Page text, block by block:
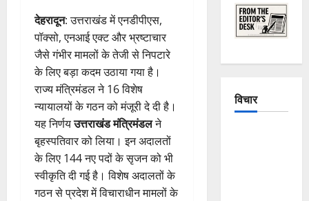
देहरादून: उत्तराखंड में एनडीपीएस,
पॉक्सो, एनआई एक्ट और भ्रष्टाचार
जैसे गंभीर मामलों के तेजी से निपटारे
के लिए बड़ा कदम उठाया गया है।
राज्य मंत्रिमंडल ने 16 विशेष
न्यायालयों के गठन को मंजूरी दे दी है।
यह निर्णयउत्तराखंड मंत्रिमंडलने
बृहस्पतिवार को लिया। इन अदालतों
के लिए 144 नए पदों के सृजन को भी
स्वीकृति दी गई है। विशेष अदालतों के
गठन से प्रदेश में विचाराधीन मामलों के
विचार